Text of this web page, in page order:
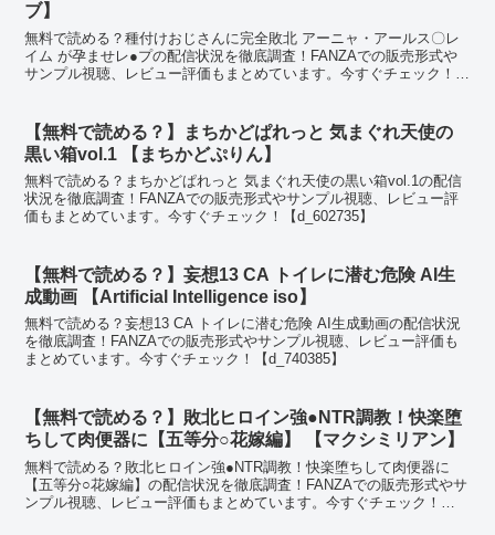
ブ】
無料で読める？種付けおじさんに完全敗北 アーニャ・アールス〇レ
イム が孕ませレ●プの配信状況を徹底調査！FANZAでの販売形式や
サンプル視聴、レビュー評価もまとめています。今すぐチェック！
【無料で読める？】まちかどぱれっと 気まぐれ天使の
黒い箱vol.1 【まちかどぷりん】
無料で読める？まちかどぱれっと 気まぐれ天使の黒い箱vol.1の配信
状況を徹底調査！FANZAでの販売形式やサンプル視聴、レビュー評
価もまとめています。今すぐチェック！【d_602735】
【無料で読める？】妄想13 CA トイレに潜む危険 AI生
成動画 【Artificial Intelligence iso】
無料で読める？妄想13 CA トイレに潜む危険 AI生成動画の配信状況
を徹底調査！FANZAでの販売形式やサンプル視聴、レビュー評価も
まとめています。今すぐチェック！【d_740385】
【無料で読める？】敗北ヒロイン強●NTR調教！快楽堕
ちして肉便器に【五等分○花嫁編】 【マクシミリアン】
無料で読める？敗北ヒロイン強●NTR調教！快楽堕ちして肉便器に
【五等分○花嫁編】の配信状況を徹底調査！FANZAでの販売形式やサ
ンプル視聴、レビュー評価もまとめています。今すぐチェック！